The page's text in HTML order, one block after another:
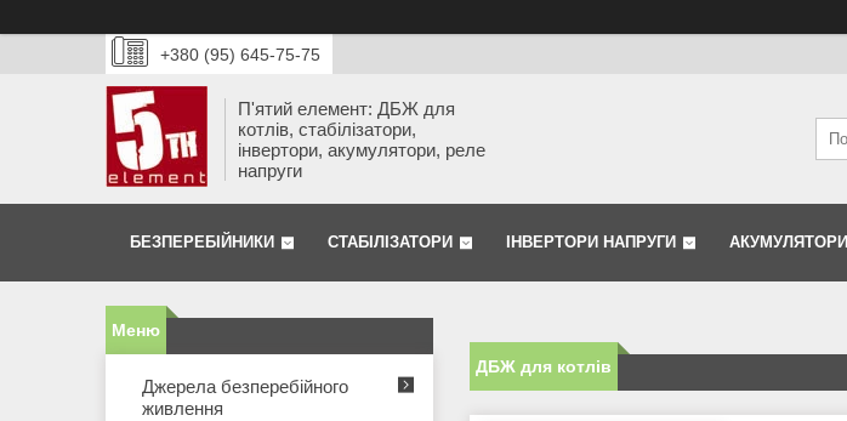
+380 (95) 645-75-75
П'ятий елемент: ДБЖ для
котлів, стабілізатори,
інвертори, акумулятори, реле
напруги
БЕЗПЕРЕБІЙНИКИ СТАБІЛІЗАТОРИ ІНВЕРТОРИ НАПРУГИ АКУМУЛЯТОРИ
ДБЖ для котлів
Джерела безперебійного
живлення